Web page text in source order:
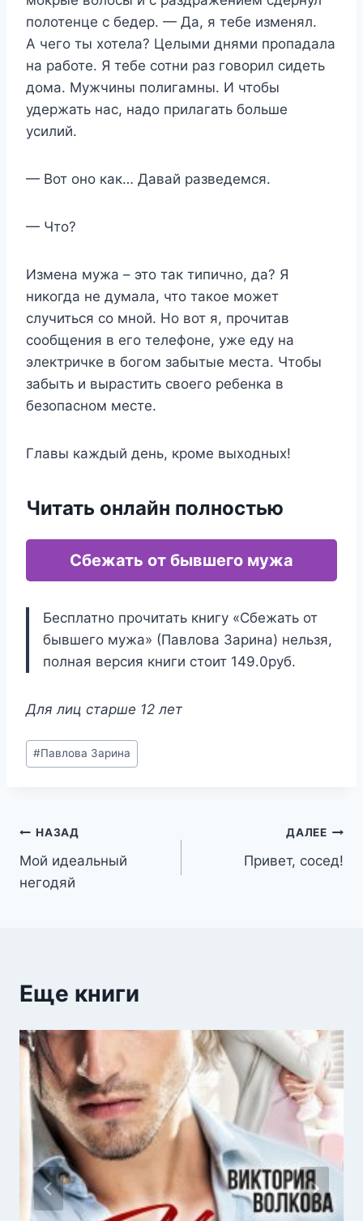
полотенце с бедер. — Да, я тебе изменял.
А чего ты хотела? Целыми днями пропадала
на работе. Я тебе сотни раз говорил сидеть
дома. Мужчины полигамны. И чтобы
удержать нас, надо прилагать больше
усилий.
— Вот оно как… Давай разведемся.
— Что?
Измена мужа – это так типично, да? Я
никогда не думала, что такое может
случиться со мной. Но вот я, прочитав
сообщения в его телефоне, уже еду на
электричке в богом забытые места. Чтобы
забыть и вырастить своего ребенка в
безопасном месте.
Главы каждый день, кроме выходных!
Читать онлайн полностью
Сбежать от бывшего мужа
Бесплатно прочитать книгу «Сбежать от
бывшего мужа» (Павлова Зарина) нельзя,
полная версия книги стоит 149.0руб.
Для лиц старше 12 лет
Метки
записи:
#Павлова Зарина
Навигация
по
НАЗАД
Мой идеальный
негодяй
ДАЛЕЕ
Привет, сосед!
Еще книги